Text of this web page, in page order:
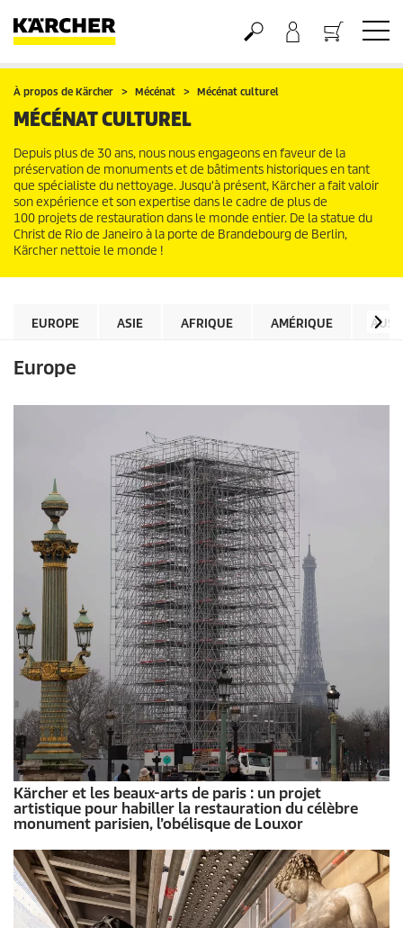
Panier
À propos de Kärcher Mécénat Mécénat culturel
MÉCÉNAT CULTUREL
Depuis plus de 30 ans, nous nous engageons en faveur de la
préservation de monuments et de bâtiments historiques en tant
que spécialiste du nettoyage. Jusqu'à présent, Kärcher a fait valoir
son expérience et son expertise dans le cadre de plus de
100 projets de restauration dans le monde entier. De la statue du
Christ de Rio de Janeiro à la porte de Brandebourg de Berlin,
Kärcher nettoie le monde !
EUROPE ASIE AFRIQUE AMÉRIQUE
Europe
Kärcher et les beaux-arts de paris : un projet
artistique pour habiller la restauration du célèbre
monument parisien, l’obélisque de Louxor